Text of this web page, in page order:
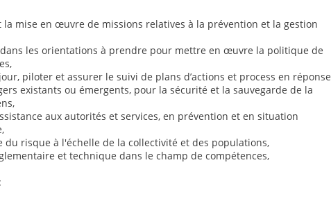
la mise en œuvre de missions relatives à la prévention et la gestion
les orientations à prendre pour mettre en œuvre la politique de
piloter et assurer le suivi de plans d’actions et process en réponse
existants ou émergents, pour la sécurité et la sauvegarde de la
aux autorités et services, en prévention et en situation
du risque à l'échelle de la collectivité et des populations,
et technique dans le champ de compétences,